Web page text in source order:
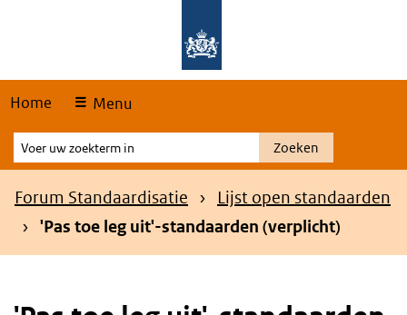
Home Menu
Voer
uw
zoekterm
Zoeken
Kruimelpad
Forum Standaardisatie
Lijst open standaarden
'Pas toe leg uit'-standaarden (verplicht)